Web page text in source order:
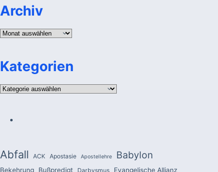
Archiv
Archiv
Kategorien
Kategorien
Abfall ACK Apostasie Apostellehre Babylon
Bekehrung Bußpredigt Darbysmus Evangelische Allianz